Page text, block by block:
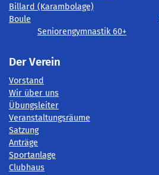
Billard (Karambolage)
Boule
Seniorengymnastik 60+
Der Verein
Vorstand
Wir über uns
Übungsleiter
Veranstaltungsräume
Satzung
Anträge
Sportanlage
Clubhaus